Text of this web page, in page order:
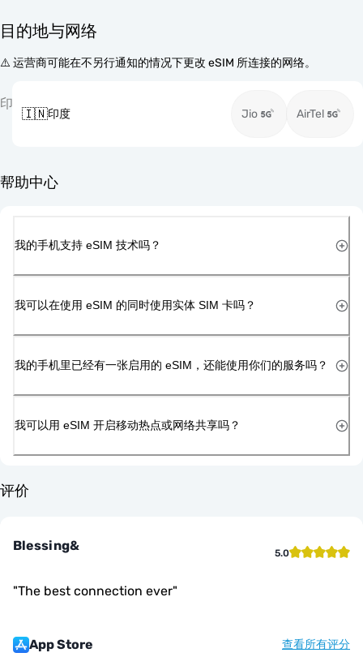
目的地与网络
⚠️ 运营商可能在不另行通知的情况下更改 eSIM 所连接的网络。
印
🇮🇳印度 Jio AirTel
帮助中心
我的手机支持 eSIM 技术吗？
我可以在使用 eSIM 的同时使用实体 SIM 卡吗？
我的手机里已经有一张启用的 eSIM，还能使用你们的服务吗？
我可以用 eSIM 开启移动热点或网络共享吗？
评价
Blessing& 5.0
"The best connection ever"
App Store 查看所有评分